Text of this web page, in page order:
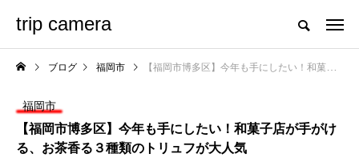
trip camera
ブログ 福岡市 【福岡市博多区】今年も手にしたい！和菓子店が手がける、お茶香る３種類のトリュフが大人気
福岡市
【福岡市博多区】今年も手にしたい！和菓子店が手がけ
る、お茶香る３種類のトリュフが大人気